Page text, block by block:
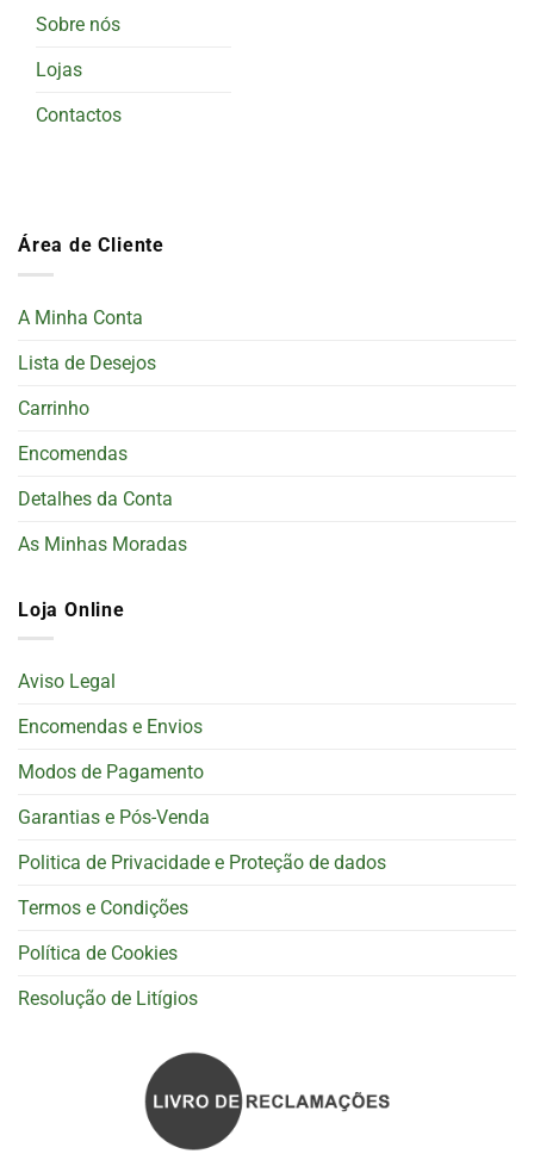
Sobre nós
Lojas
Contactos
Área de Cliente
A Minha Conta
Lista de Desejos
Carrinho
Encomendas
Detalhes da Conta
As Minhas Moradas
Loja Online
Aviso Legal
Encomendas e Envios
Modos de Pagamento
Garantias e Pós-Venda
Politica de Privacidade e Proteção de dados
Termos e Condições
Política de Cookies
Resolução de Litígios